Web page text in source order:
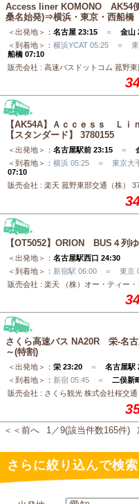
Access liner KOMONO AK54
桑名始発)⇒横浜・東京・西船
＜出発地＞： 名古屋 23:15 ＝ 金山
＜到着地＞： 横浜YCAT 05:25 ＝
船橋 07:10
販売会社 : 高速バスドットコム 菰野
【AK54A】Ａｃｃｅｓｓ Ｌ
【スタンダード】 3780155
＜出発地＞： 名古屋駅前 23:15 ＝
＜到着地＞： 横浜 05:25 ＝ 東京大
07:10
販売会社 : 楽天 菰野東部交通（株）
【OT5052】ORION BUS４列
＜出発地＞： 名古屋駅西口 24:30
＜到着地＞： 新宿駅 06:00 ＝ 東
販売会社 : 楽天 （株）オー・ティー
さくら高速バス NA20R 栄-名
～(特割)
＜出発地＞： 栄 23:20 ＝ 名古屋駅
＜到着地＞： 新宿 05:45 ＝ 二俣新
販売会社 : さくら観光 株式会社桜交
＜＜前へ 1／9(該当件数165件)
さらに絞り込んで検索